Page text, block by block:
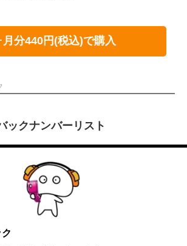
月分440円(税込)で購入
ックナンバーリスト